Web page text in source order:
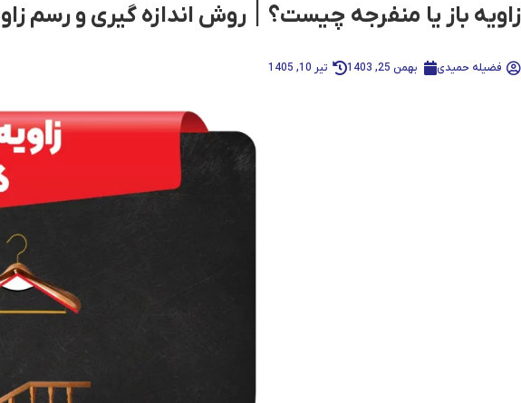
زاویه باز یا منفرجه چیست؟ ׀ روش اندازه گیری و رسم
فضیله حمیدی بهمن 25, 1403 تیر 10, 1405